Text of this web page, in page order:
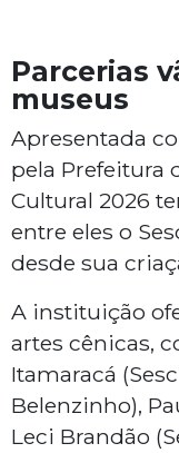
Parcerias
museus
Apresentada
pela Prefeitura
Cultural 2026
entre eles o
desde sua
A instituição
artes cênicas,
Itamaracá
Belenzinho),
Leci Brandão